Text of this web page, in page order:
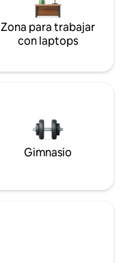
Zona para trabajar
con laptops
Gimnasio